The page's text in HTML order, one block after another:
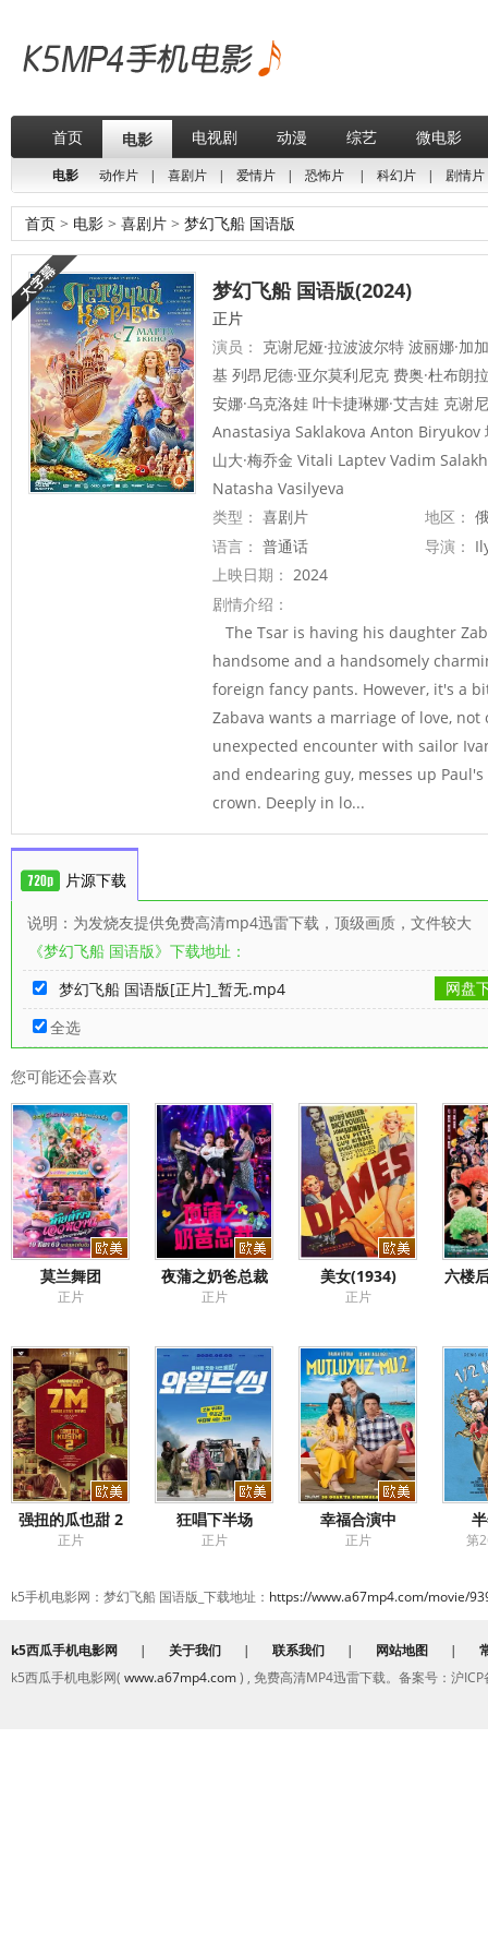
首页 电影 电视剧 动漫 综艺 微电影
电影 动作片 | 喜剧片 | 爱情片 | 恐怖片 | 科幻片 | 剧情片
首页 > 电影 > 喜剧片 > 梦幻飞船 国语版
梦幻飞船 国语版(2024)
正片
演员： 克谢尼娅·拉波波尔特 波丽娜·加
基 列昂尼德·亚尔莫利尼克 费奥·杜布朗
安娜·乌克洛娃 叶卡捷琳娜·艾吉娃 克谢
Anastasiya Saklakova Anton Biryukov
山大·梅乔金 Vitali Laptev Vadim
Natasha Vasilyeva
类型： 喜剧片 地区：
语言： 普通话 导演：
上映日期： 2024
剧情介绍：
The Tsar is having his daughter
handsome and a handsomely
foreign fancy pants. However, it's a
Zabava wants a marriage of love,
unexpected encounter with sailor
and endearing guy, messes up
crown. Deeply in lo...
片源下载
说明：为发烧友提供免费高清mp4迅雷下载，顶级画质，文件较大
《梦幻飞船 国语版》下载地址：
梦幻飞船 国语版[正片]_暂无.mp4
网盘
全选
您可能还会喜欢
莫兰舞团
正片
夜蒲之奶爸总裁
正片
美女(1934)
正片
六楼
强扭的瓜也甜 2
正片
狂唱下半场
正片
幸福合演中
正片 第
k5手机电影网：梦幻飞船 国语版_下载地址： https://www.a67mp4.com/movie/
k5西瓜手机电影网 | 关于我们 | 联系我们 | 网站地图 |
k5西瓜手机电影网( www.a67mp4.com) , 免费高清MP4迅雷下载。备案号：沪